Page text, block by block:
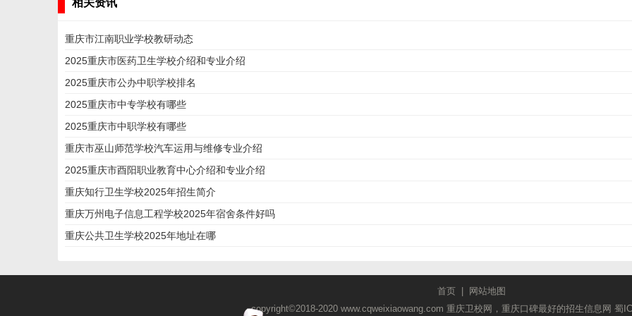
相关资讯
重庆市江南职业学校教研动态
2025重庆市医药卫生学校介绍和专业介绍
2025重庆市公办中职学校排名
2025重庆市中专学校有哪些
2025重庆市中职学校有哪些
重庆市巫山师范学校汽车运用与维修专业介绍
2025重庆市酉阳职业教育中心介绍和专业介绍
重庆知行卫生学校2025年招生简介
重庆万州电子信息工程学校2025年宿舍条件好吗
重庆公共卫生学校2025年地址在哪
首页|
网站地图
copyright©2018-2020 www.cqweixiaowang.com 重庆卫校网，重庆口碑最好的招生信息网 蜀